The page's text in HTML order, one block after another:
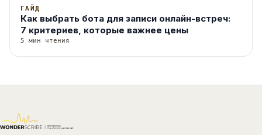
ГАЙД
Как выбрать бота для записи онлайн-встреч:
7 критериев, которые важнее цены
5 мин чтения